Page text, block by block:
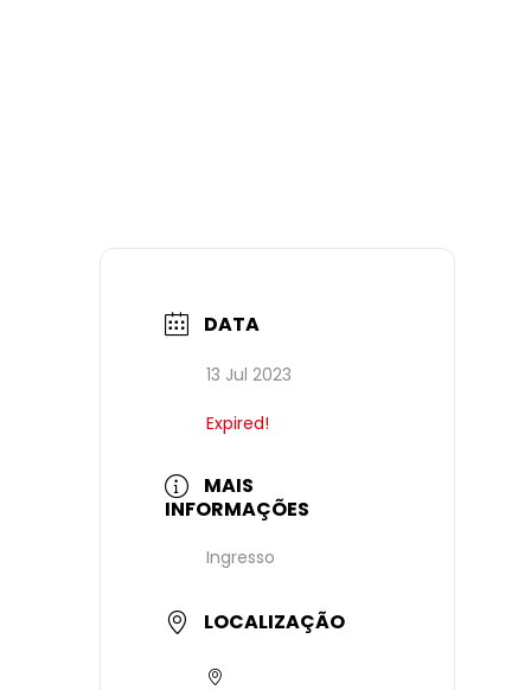
DATA
13 Jul 2023
Expired!
MAIS
INFORMAÇÕES
Ingresso
LOCALIZAÇÃO